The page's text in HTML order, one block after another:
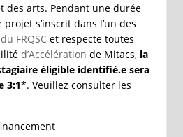
des arts. Pendant une durée
s’inscrit dans l’un des
FRQSCet respecte toutes
d’Accélération de Mitacs, la
éligible identifié.e sera
3:1*. Veuillez consulter les